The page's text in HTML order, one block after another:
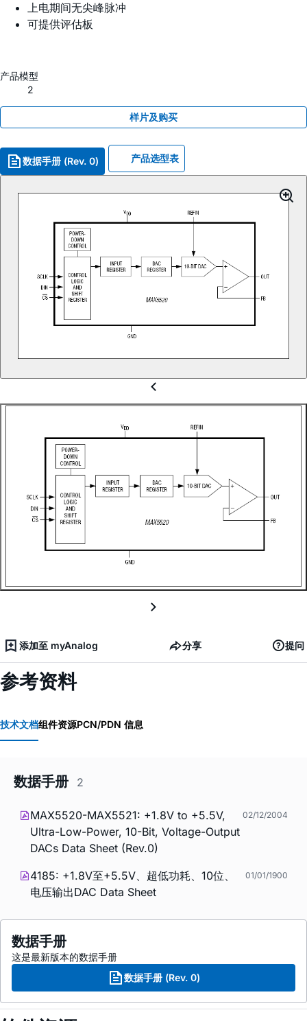
上电期间无尖峰脉冲
可提供评估板
产品模型
2
样片及购买
数据手册 (Rev. 0) 产品选型表
添加至 myAnalog 分享 提问
参考资料
技术文档组件资源PCN/PDN 信息
数据手册 2
MAX5520-MAX5521: +1.8V to +5.5V,
Ultra-Low-Power, 10-Bit, Voltage-Output
DACs Data Sheet (Rev.0)
02/12/2004
4185: +1.8V至+5.5V、超低功耗、10位、
电压输出DAC Data Sheet
01/01/1900
数据手册
这是最新版本的数据手册
数据手册 (Rev. 0)